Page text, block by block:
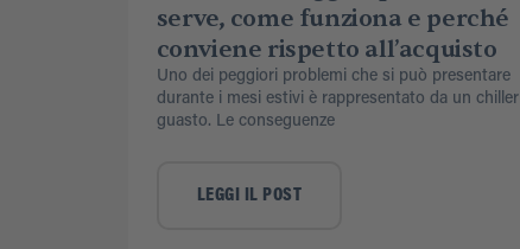
serve, come funziona e perché
conviene rispetto all’acquisto
Uno dei peggiori problemi che si può presentare
durante i mesi estivi è rappresentato da un chiller
guasto. Le conseguenze
LEGGI IL POST